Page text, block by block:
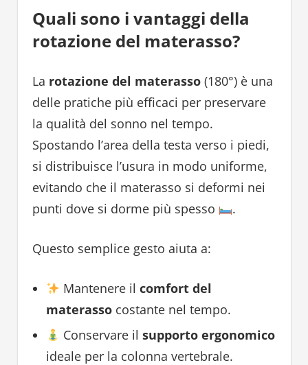
Quali sono i vantaggi della
rotazione del materasso?
La rotazione del materasso(180°) è una
delle pratiche più efficaci per preservare
la qualità del sonno nel tempo.
Spostando l’area della testa verso i piedi,
si distribuisce l’usura in modo uniforme,
evitando che il materasso si deformi nei
punti dove si dorme più spesso
.
Questo semplice gesto aiuta a:
Mantenere ilcomfort del
materassocostante nel tempo.
Conservare ilsupporto ergonomico
ideale per la colonna vertebrale.